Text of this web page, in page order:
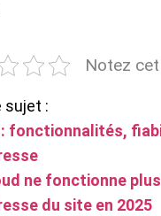
Notez
sujet :
fonctionnalités,
ne fonctionne
du site en 2025